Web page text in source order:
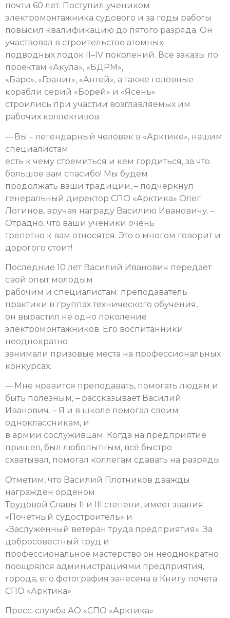
почти 60 лет. Поступил учеником
электромонтажника судового и за годы работы
повысил квалификацию до пятого разряда. Он
участвовал в строительстве атомных
подводных лодок II–IV поколений. Все заказы по
проектам «Акула», «БДРМ»,
«Барс», «Гранит», «Антей», а также головные
корабли серий «Борей» и «Ясень»
строились при участии возглавляемых им
рабочих коллективов.
— Вы – легендарный человек в «Арктике», нашим
специалистам
есть к чему стремиться и кем гордиться, за что
большое вам спасибо! Мы будем
продолжать ваши традиции, – подчеркнул
генеральный директор СПО «Арктика» Олег
Логинов, вручая награду Василию Ивановичу. –
Отрадно, что ваши ученики очень
трепетно к вам относятся. Это о многом говорит и
дорогого стоит!
Последние 10 лет Василий Иванович передает
свой опыт молодым
рабочим и специалистам: преподаватель
практики в группах технического обучения,
он вырастил не одно поколение
электромонтажников. Его воспитанники
неоднократно
занимали призовые места на профессиональных
конкурсах.
— Мне нравится преподавать, помогать людям и
быть полезным, – рассказывает Василий
Иванович. – Я и в школе помогал своим
одноклассникам, и
в армии сослуживцам. Когда на предприятие
пришел, был любопытным, всё быстро
схватывал, помогал коллегам сдавать на разряды.
Отметим, что Василий Плотников дважды
награжден орденом
Трудовой Славы II и III степени, имеет звания
«Почетный судостроитель» и
«Заслуженный ветеран труда предприятия». За
добросовестный труд и
профессиональное мастерство он неоднократно
поощрялся администрациями предприятия,
города, его фотография занесена в Книгу почета
СПО «Арктика».
Пресс-служба АО «СПО «Арктика»